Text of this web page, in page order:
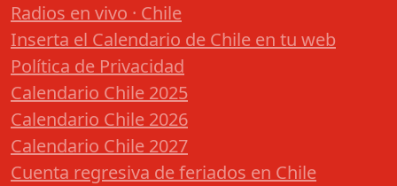
Radios en vivo · Chile
Inserta el Calendario de Chile en tu web
Política de Privacidad
Calendario Chile 2025
Calendario Chile 2026
Calendario Chile 2027
Cuenta regresiva de feriados en Chile